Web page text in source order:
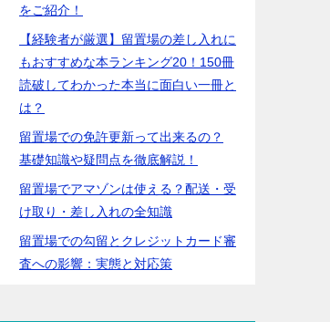
をご紹介！
【経験者が厳選】留置場の差し入れに
もおすすめな本ランキング20！150冊
読破してわかった本当に面白い一冊と
は？
留置場での免許更新って出来るの？
基礎知識や疑問点を徹底解説！
留置場でアマゾンは使える？配送・受
け取り・差し入れの全知識
留置場での勾留とクレジットカード審
査への影響：実態と対応策